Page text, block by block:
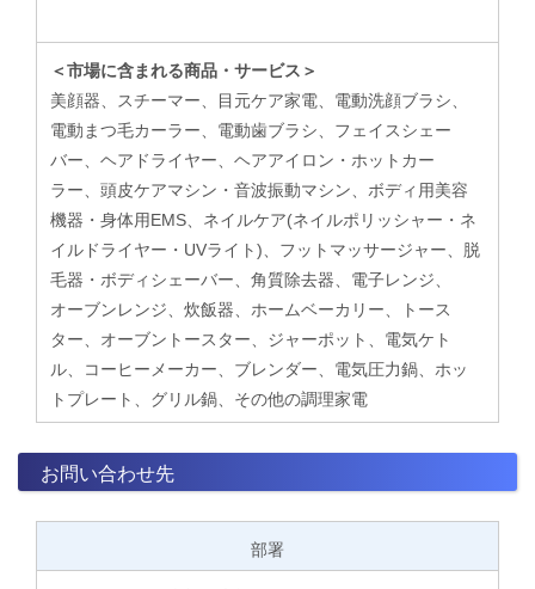
＜市場に含まれる商品・サービス＞
美顔器、スチーマー、目元ケア家電、電動洗顔ブラシ、
電動まつ毛カーラー、電動歯ブラシ、フェイスシェー
バー、ヘアドライヤー、ヘアアイロン・ホットカー
ラー、頭皮ケアマシン・音波振動マシン、ボディ用美容
機器・身体用EMS、ネイルケア(ネイルポリッシャー・ネ
イルドライヤー・UVライト)、フットマッサージャー、脱
毛器・ボディシェーバー、角質除去器、電子レンジ、
オーブンレンジ、炊飯器、ホームベーカリー、トース
ター、オーブントースター、ジャーポット、電気ケト
ル、コーヒーメーカー、ブレンダー、電気圧力鍋、ホッ
トプレート、グリル鍋、その他の調理家電
お問い合わせ先
部署